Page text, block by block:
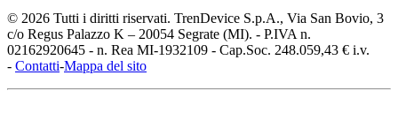
© 2026 Tutti i diritti riservati. TrenDevice S.p.A., Via San Bovio, 3
c/o Regus Palazzo K – 20054 Segrate (MI). - P.IVA n.
02162920645 - n. Rea MI-1932109 - Cap.Soc. 248.059,43 € i.v.
- Contatti-Mappa del sito